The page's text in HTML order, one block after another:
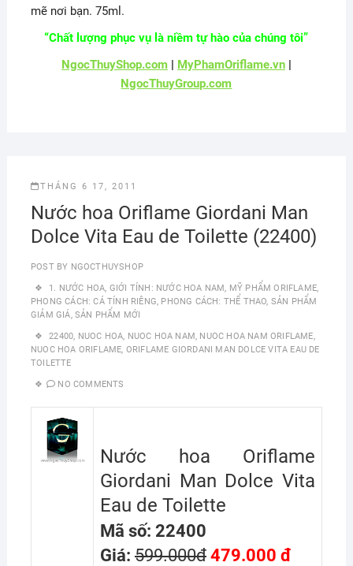
mẽ nơi bạn. 75ml.
“Chất lượng phục vụ là niềm tự hào của chúng tôi”
NgocThuyShop.com| MyPhamOriflame.vn|
NgocThuyGroup.com
THÁNG 6 17, 2011
Nước hoa Oriflame Giordani Man
Dolce Vita Eau de Toilette (22400)
POST BY NGOCTHUYSHOP
1. NƯỚC HOA, GIỚI TÍNH: NƯỚC HOA NAM, MỸ PHẨM ORIFLAME,
PHONG CÁCH: CÁ TÍNH RIÊNG, PHONG CÁCH: THỂ THAO, SẢN PHẨM
GIẢM GIÁ, SẢN PHẨM MỚI
22400, NUOC HOA, NUOC HOA NAM, NUOC HOA NAM ORIFLAME,
NUOC HOA ORIFLAME, ORIFLAME GIORDANI MAN DOLCE VITA EAU DE
TOILETTE
NO COMMENTS
Nước hoa Oriflame
Giordani Man Dolce Vita
Eau de Toilette
Mã số: 22400
Giá: 599.000đ479.000 đ